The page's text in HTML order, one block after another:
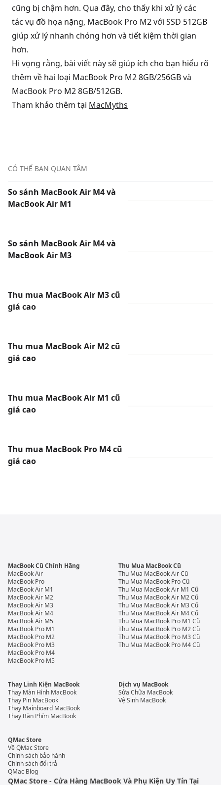
cũng bị chậm hơn. Qua đây, cho thấy khi xử lý các
tác vụ đồ họa nặng, MacBook Pro M2 với SSD 512GB
giúp xử lý nhanh chóng hơn và tiết kiệm thời gian
hơn.
Hi vọng rằng, bài viết này sẽ giúp ích cho bạn hiểu rõ
thêm về hai loại MacBook Pro M2 8GB/256GB và
MacBook Pro M2 8GB/512GB.
Tham khảo thêm tại MacMyths
CÓ THỂ BẠN QUAN TÂM
So sánh MacBook Air M4 và
MacBook Air M1
So sánh MacBook Air M4 và
MacBook Air M3
Thu mua MacBook Air M3 cũ
giá cao
Thu mua MacBook Air M2 cũ
giá cao
Thu mua MacBook Air M1 cũ
giá cao
Thu mua MacBook Pro M4 cũ
giá cao
MacBook Cũ Chính Hãng
MacBook Air
MacBook Pro
MacBook Air M1
MacBook Air M2
MacBook Air M3
MacBook Air M4
MacBook Air M5
MacBook Pro M1
MacBook Pro M2
MacBook Pro M3
MacBook Pro M4
MacBook Pro M5
Thu Mua MacBook Cũ
Thu Mua MacBook Air Cũ
Thu Mua MacBook Pro Cũ
Thu Mua MacBook Air M1 Cũ
Thu Mua MacBook Air M2 Cũ
Thu Mua MacBook Air M3 Cũ
Thu Mua MacBook Air M4 Cũ
Thu Mua MacBook Pro M1 Cũ
Thu Mua MacBook Pro M2 Cũ
Thu Mua MacBook Pro M3 Cũ
Thu Mua MacBook Pro M4 Cũ
Thay Linh Kiện MacBook
Thay Màn Hình MacBook
Thay Pin MacBook
Thay Mainboard MacBook
Thay Bàn Phím MacBook
Dịch vụ MacBook
Sửa Chữa MacBook
Vệ Sinh MacBook
QMac Store
Về QMac Store
Chính sách bảo hành
Chính sách đổi trả
QMac Blog
QMac Store - Cửa Hàng MacBook Và Phụ Kiện Uy Tín Tại